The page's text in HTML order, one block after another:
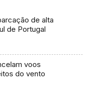
de alta
de Portugal
voos
do vento